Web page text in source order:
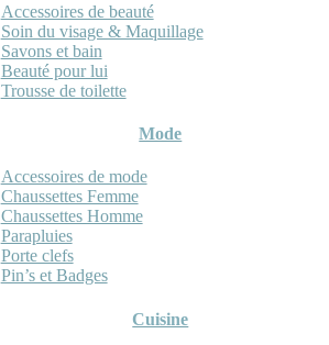
Accessoires de beauté
Soin du visage & Maquillage
Savons et bain
Beauté pour lui
Trousse de toilette
Mode
Accessoires de mode
Chaussettes Femme
Chaussettes Homme
Parapluies
Porte clefs
Pin’s et Badges
Cuisine